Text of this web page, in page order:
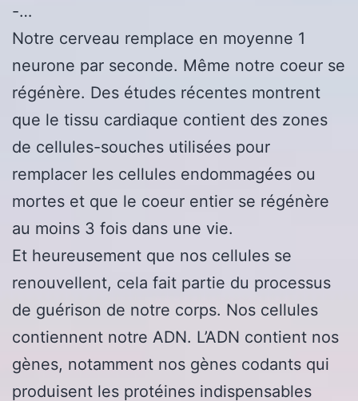
-…
Notre cerveau remplace en moyenne 1
neurone par seconde. Même notre coeur se
régénère. Des études récentes montrent
que le tissu cardiaque contient des zones
de cellules-souches utilisées pour
remplacer les cellules endommagées ou
mortes et que le coeur entier se régénère
au moins 3 fois dans une vie.
Et heureusement que nos cellules se
renouvellent, cela fait partie du processus
de guérison de notre corps. Nos cellules
contiennent notre ADN. L’ADN contient nos
gènes, notamment nos gènes codants qui
produisent les protéines indispensables